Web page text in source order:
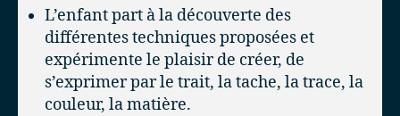
L’enfant part à la découverte des
différentes techniques proposées et
expérimente le plaisir de créer, de
s’exprimer par le trait, la tache, la trace, la
couleur, la matière.